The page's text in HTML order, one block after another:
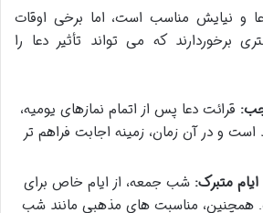
و نیایش مناسب است، اما برخی اوقات
برخوردارند که می تواند تأثیر دعا را
قرائت دعا پس از اتمام نمازهای یومیه،
است و در آن زمان، زمینه اجابت فراهم تر
متبرک: شب جمعه، از ایام خاص برای
همچنین، مناسبت های مذهبی مانند شب